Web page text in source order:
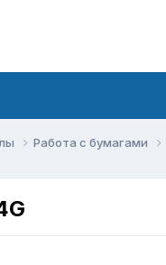
Работа с бумагами